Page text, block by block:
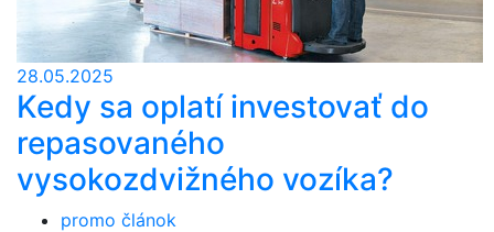
28.05.2025
Kedy sa oplatí investovať do
repasovaného
vysokozdvižného vozíka?
promo článok